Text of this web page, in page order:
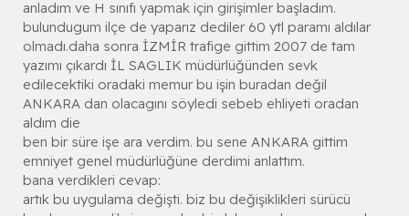
anladım ve H sınıfı yapmak için girişimler başladım.
bulundugum ilçe de yaparız dediler 60 ytl paramı aldılar
olmadı.daha sonra İZMİR trafige gittim 2007 de tam
yazımı çıkardı İL SAGLIK müdürlüğünden sevk
edilecektiki oradaki memur bu işin buradan değil
ANKARA dan olacagını söyledi sebeb ehliyeti oradan
aldım die
ben bir süre işe ara verdim. bu sene ANKARA gittim
emniyet genel müdürlüğüne derdimi anlattım.
bana verdikleri cevap:
artık bu uygulama değişti. biz bu değişiklikleri sürücü